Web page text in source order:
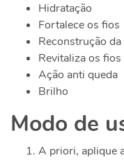
Hidratação
Fortalece os fios
Reconstrução
Revitaliza os fios
Ação anti queda
Brilho
Modo de
A priori, aplique